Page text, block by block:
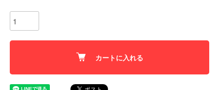
カートに入れる